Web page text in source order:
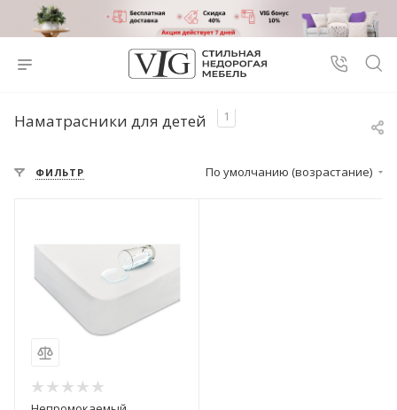
Наматрасники для детей 1
ФИЛЬТР По умолчанию (возрастание)